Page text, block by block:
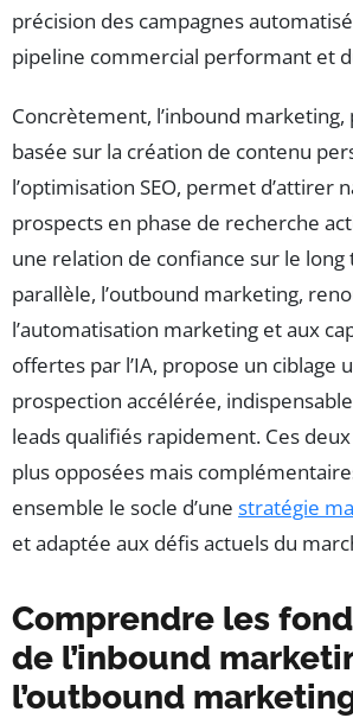
précision des campagnes
pipeline commercial performant et
Concrètement, l’inbound marketing,
basée sur la création de contenu
l’optimisation SEO, permet d’attirer
prospects en phase de recherche
une relation de confiance sur le long
parallèle, l’outbound marketing,
l’automatisation marketing et aux
offertes par l’IA, propose un ciblage
prospection accélérée,
leads qualifiés rapidement. Ces
plus opposées mais
ensemble le socle d’une stratégie
et adaptée aux défis actuels du
Comprendre les
de l’inbound
l’outbound